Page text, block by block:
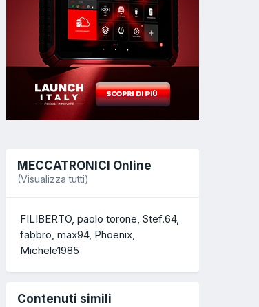
MECCATRONICI Online
(Visualizza tutti)
FILIBERTO paolo torone Stef.64
fabbro max94 Phoenix
Michele1985
Contenuti simili